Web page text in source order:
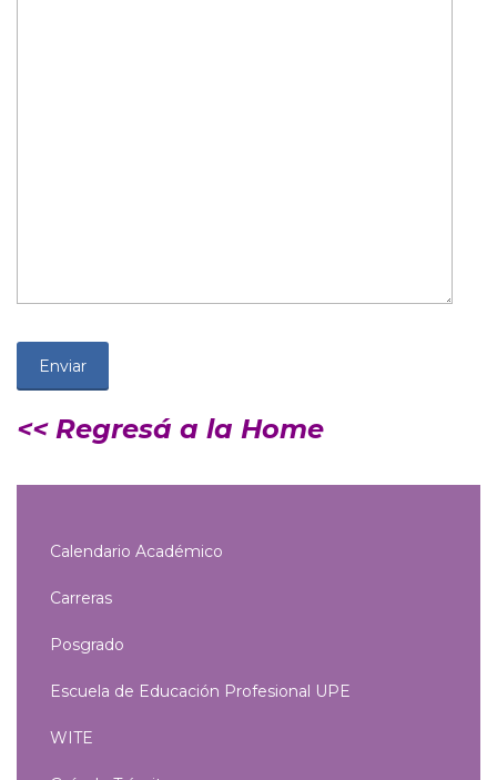
<< Regresá a la Home
Calendario Académico
Carreras
Posgrado
Escuela de Educación Profesional UPE
WITE